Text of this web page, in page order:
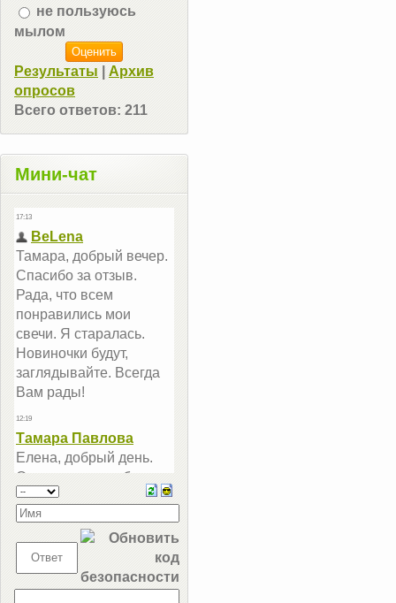
не пользуюсь
мылом
Результаты
Архив
опросов
Всего ответов: 211
Мини-чат